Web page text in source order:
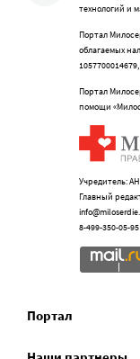
технологий и
Портал
облагаемых
Портал
помощи
Учредитель:
Главный
8-499-350-05-95
Портал